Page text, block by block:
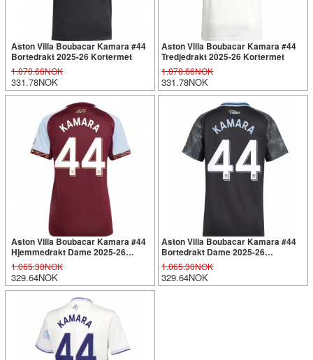
Aston Villa Boubacar Kamara #44
Bortedrakt 2025-26 Kortermet
1.070.66NOK
331.78NOK
Aston Villa Boubacar Kamara #44
Tredjedrakt 2025-26 Kortermet
1.070.66NOK
331.78NOK
Aston Villa Boubacar Kamara #44
Hjemmedrakt Dame 2025-26
Kortermet
1.065.30NOK
329.64NOK
Aston Villa Boubacar Kamara #44
Bortedrakt Dame 2025-26
Kortermet
1.065.30NOK
329.64NOK